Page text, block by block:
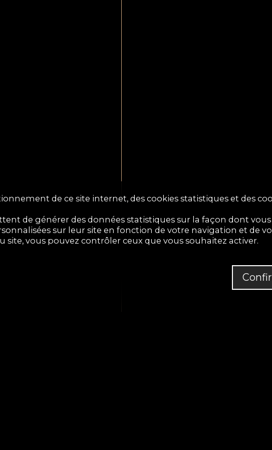
de ce site internet, des cookies statistiques et des
de générer des données statistiques sur la façon dont
sur leur site en fonction de votre navigation et de
site, vous pouvez contrôler ceux que vous souhaitez activer.